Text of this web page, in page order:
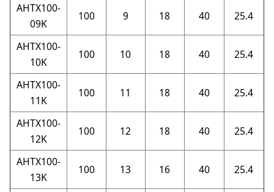
AHTX100-
09K
100 9 18 40 25.4
AHTX100-
10K
100 10 18 40 25.4
AHTX100-
11K
100 11 18 40 25.4
AHTX100-
12K
100 12 18 40 25.4
AHTX100-
13K
100 13 16 40 25.4